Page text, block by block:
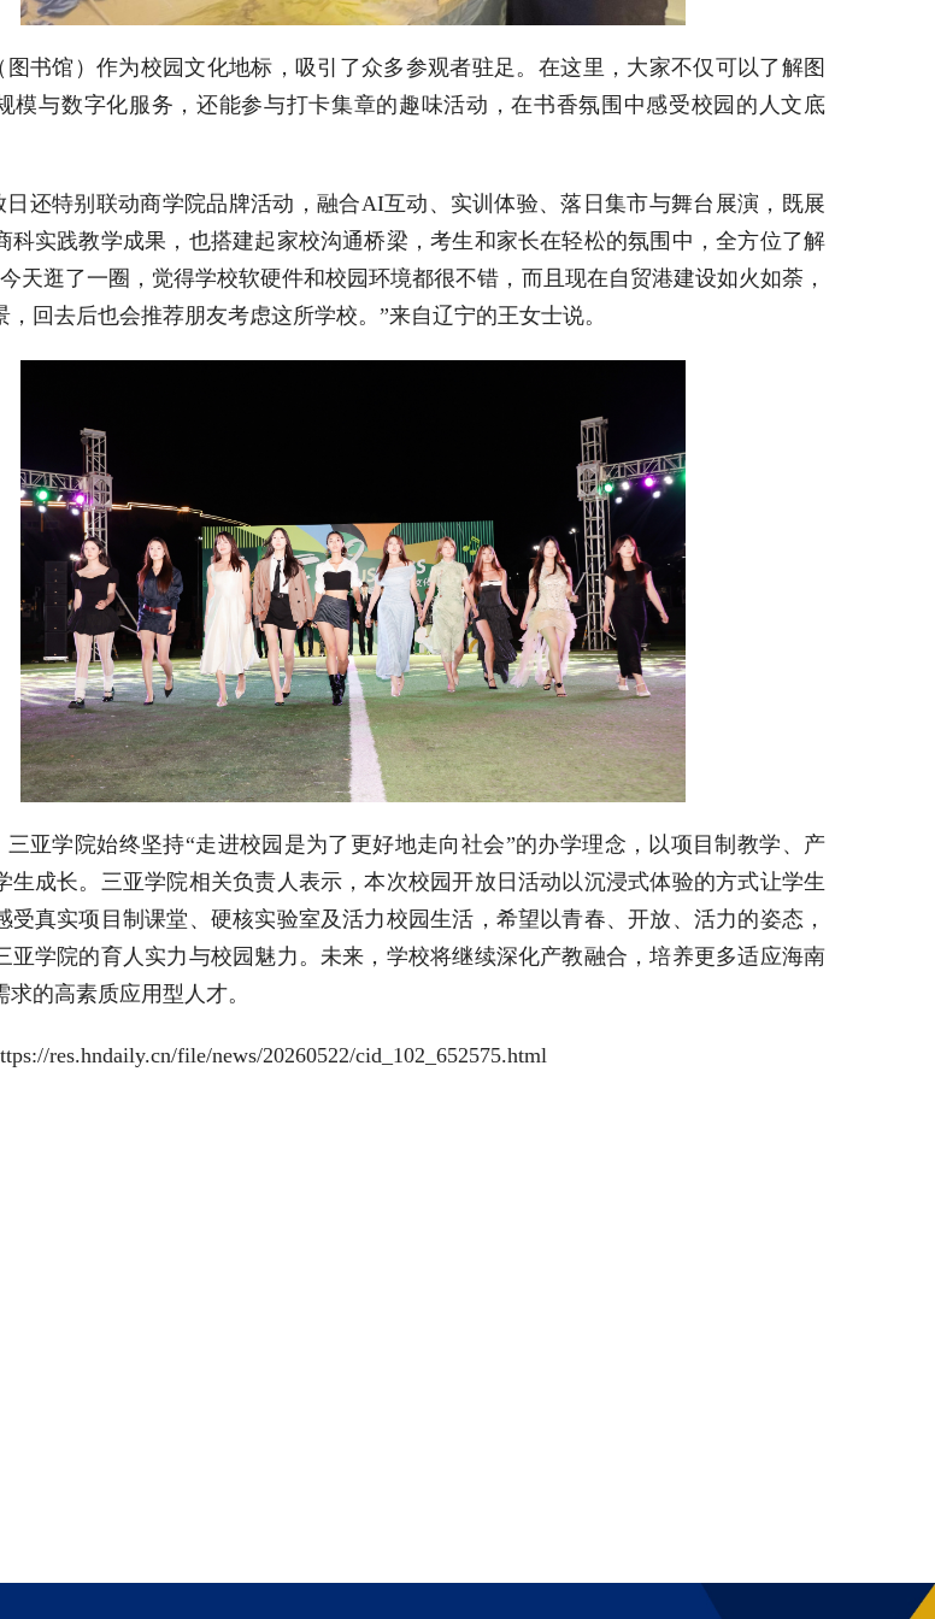
图书馆）作为校园文化地标，吸引了众多参观者驻足。在这里，大家不仅可以了解图
模与数字化服务，还能参与打卡集章的趣味活动，在书香氛围中感受校园的人文底
日还特别联动商学院品牌活动，融合AI互动、实训体验、落日集市与舞台展演，既展
科实践教学成果，也搭建起家校沟通桥梁，考生和家长在轻松的氛围中，全方位了解
天逛了一圈，觉得学校软硬件和校园环境都很不错，而且现在自贸港建设如火如荼，
，回去后也会推荐朋友考虑这所学校。”来自辽宁的王女士说。
三亚学院始终坚持“走进校园是为了更好地走向社会”的办学理念，以项目制教学、产
生成长。三亚学院相关负责人表示，本次校园开放日活动以沉浸式体验的方式让学生
受真实项目制课堂、硬核实验室及活力校园生活，希望以青春、开放、活力的姿态，
亚学院的育人实力与校园魅力。未来，学校将继续深化产教融合，培养更多适应海南
求的高素质应用型人才。
res.hndaily.cn/file/news/20260522/cid_102_652575.html